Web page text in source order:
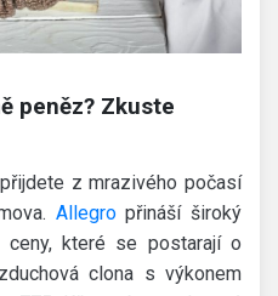
peněz? Zkuste
z mrazivého počasí
Allegropřináší široký
které se postarají o
clona s výkonem